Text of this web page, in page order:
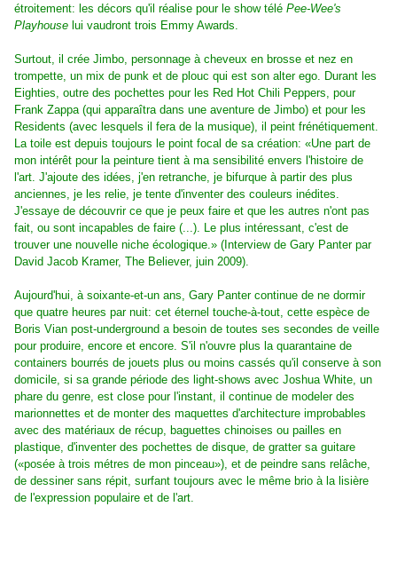
étroitement: les décors qu'il réalise pour le show télé Pee-Wee's
Playhouse lui vaudront trois Emmy Awards.
Surtout, il crée Jimbo, personnage à cheveux en brosse et nez en
trompette, un mix de punk et de plouc qui est son alter ego. Durant les
Eighties, outre des pochettes pour les Red Hot Chili Peppers, pour
Frank Zappa (qui apparaîtra dans une aventure de Jimbo) et pour les
Residents (avec lesquels il fera de la musique), il peint frénétiquement.
La toile est depuis toujours le point focal de sa création: «Une part de
mon intérêt pour la peinture tient à ma sensibilité envers l'histoire de
l'art. J'ajoute des idées, j'en retranche, je bifurque à partir des plus
anciennes, je les relie, je tente d'inventer des couleurs inédites.
J'essaye de découvrir ce que je peux faire et que les autres n'ont pas
fait, ou sont incapables de faire (...). Le plus intéressant, c'est de
trouver une nouvelle niche écologique.» (Interview de Gary Panter par
David Jacob Kramer, The Believer, juin 2009).
Aujourd'hui, à soixante-et-un ans, Gary Panter continue de ne dormir
que quatre heures par nuit: cet éternel touche-à-tout, cette espèce de
Boris Vian post-underground a besoin de toutes ses secondes de veille
pour produire, encore et encore. S'il n'ouvre plus la quarantaine de
containers bourrés de jouets plus ou moins cassés qu'il conserve à son
domicile, si sa grande période des light-shows avec Joshua White, un
phare du genre, est close pour l'instant, il continue de modeler des
marionnettes et de monter des maquettes d'architecture improbables
avec des matériaux de récup, baguettes chinoises ou pailles en
plastique, d'inventer des pochettes de disque, de gratter sa guitare
(«posée à trois métres de mon pinceau»), et de peindre sans relâche,
de dessiner sans répit, surfant toujours avec le même brio à la lisière
de l'expression populaire et de l'art.